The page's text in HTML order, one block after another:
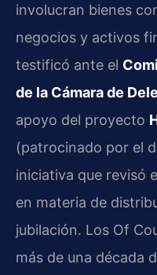
involucran bienes
negocios y activos
testificó ante el
de la Cámara de
apoyo del proyecto
(patrocinado por el
iniciativa que revisó
en materia de
jubilación. Los Of
más de una década